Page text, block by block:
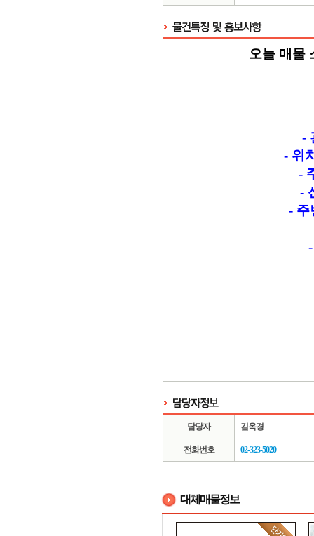
오늘 매물
-
- 위
-
-
- 주
담당자 김옥경
전화번호 02-323-5020
대체매물정보